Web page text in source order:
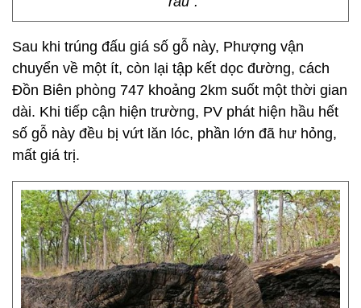
Sau khi trúng đấu giá số gỗ này, Phượng vận
chuyển về một ít, còn lại tập kết dọc đường, cách
Đồn Biên phòng 747 khoảng 2km suốt một thời gian
dài. Khi tiếp cận hiện trường, PV phát hiện hầu hết
số gỗ này đều bị vứt lăn lóc, phần lớn đã hư hỏng,
mất giá trị.